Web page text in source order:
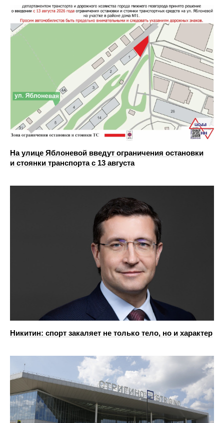
На улице Яблоневой введут ограничения остановки
и стоянки транспорта с 13 августа
Никитин: спорт закаляет не только тело, но и характер